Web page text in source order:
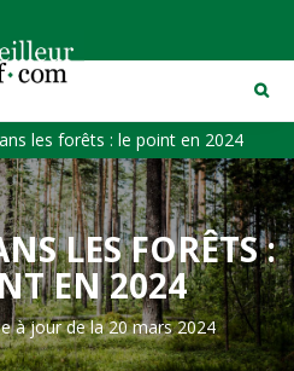
les forêts : le point en 2024
LES FORÊTS :
EN 2024
à jour de la 20 mars 2024